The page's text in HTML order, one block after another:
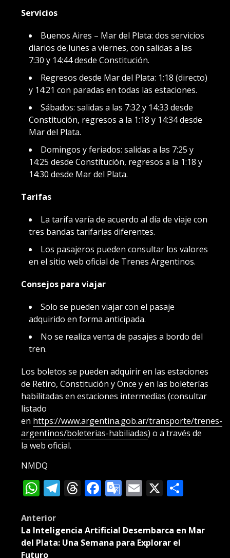
Servicios
Buenos Aires – Mar del Plata: dos servicios
diarios de lunes a viernes, con salidas a las
7:30 y 14:44 desde Constitución.
Regresos desde Mar del Plata: 1:18 (directo)
y 14:21 con paradas en todas las estaciones.
Sábados: salidas a las 7:32 y 14:33 desde
Constitución, regresos a la 1:18 y 14:34 desde
Mar del Plata.
Domingos y feriados: salidas a las 7:25 y
14:25 desde Constitución, regresos a la 1:18 y
14:30 desde Mar del Plata.
Tarifas
La tarifa varía de acuerdo al día de viaje con
tres bandas tarifarias diferentes.
Los pasajeros pueden consultar los valores
en el sitio web oficial de Trenes Argentinos.
Consejos para viajar
Solo se pueden viajar con el pasaje
adquirido en forma anticipada.
No se realiza venta de pasajes a bordo del
tren.
Los boletos se pueden adquirir en las estaciones
de Retiro, Constitución y Once y en las boleterías
habilitadas en estaciones intermedias (consultar
listado
en https://www.argentina.gob.ar/transporte/trenes-
argentinos/boleterias-habiliadas) o a través de
la web oficial.
NMDQ
WhatsApp
Telegram
Threads
Facebook
Google
Translate
Email
X
Post
navigation
Anterior
La Inteligencia Artificial Desembarca en Mar
del Plata: Una Semana para Explorar el
Futuro